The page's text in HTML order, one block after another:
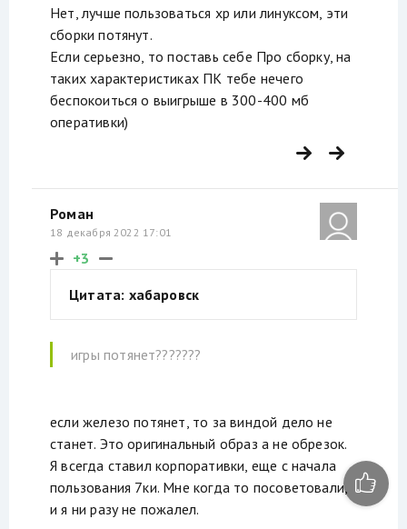
Нет, лучше пользоваться хр или линуксом, эти
сборки потянут.
Если серьезно, то поставь себе Про сборку, на
таких характеристиках ПК тебе нечего
беспокоиться о выигрыше в 300-400 мб
оперативки)
Роман
18 декабря 2022 17:01
+3
Цитата: хабаровск
игры потянет???????
если железо потянет, то за виндой дело не
станет. Это оригинальный образ а не обрезок.
Я всегда ставил корпоративки, еще с начала
пользования 7ки. Мне когда то посоветовали,
и я ни разу не пожалел.